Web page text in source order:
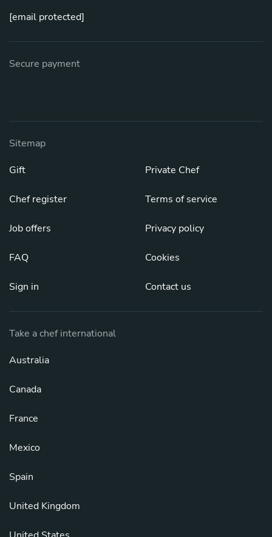
[email protected]
Secure payment
Sitemap
Gift
Chef register
Job offers
FAQ
Sign in
Private Chef
Terms of service
Privacy policy
Cookies
Contact us
Take a chef international
Australia
Canada
France
Mexico
Spain
United Kingdom